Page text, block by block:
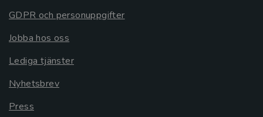
GDPR och personuppgifter
Jobba hos oss
Lediga tjänster
Nyhetsbrev
Press